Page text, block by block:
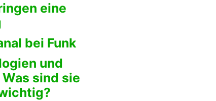
eine
bei Funk
und
sind sie